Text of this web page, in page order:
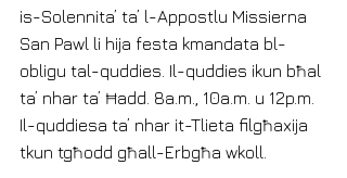
is-Solennita’ ta’ l-Appostlu Missierna
San Pawl li hija festa kmandata bl-
obligu tal-quddies. Il-quddies ikun bħal
ta’ nhar ta’ Ħadd. 8a.m., 10a.m. u 12p.m.
Il-quddiesa ta’ nhar it-Tlieta filgħaxija
tkun tgħodd għall-Erbgħa wkoll.